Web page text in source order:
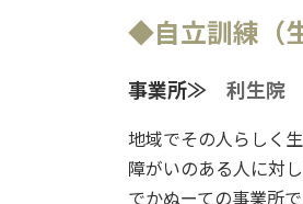
◆自立訓練（
事業所≫ 利生院
地域でその人らしく
障がいのある人に対
でかぬーての事業所